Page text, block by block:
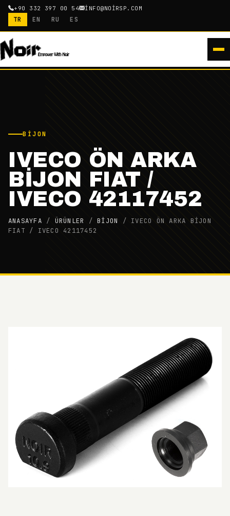
+90 332 397 00 54 INFO@NOIRSP.COM
TR EN RU ES
BIJON
IVECO ÖN ARKA
BİJON FIAT /
IVECO 42117452
ANASAYFA / ÜRÜNLER /BIJON / IVECO ÖN ARKA BİJON
FIAT / IVECO 42117452